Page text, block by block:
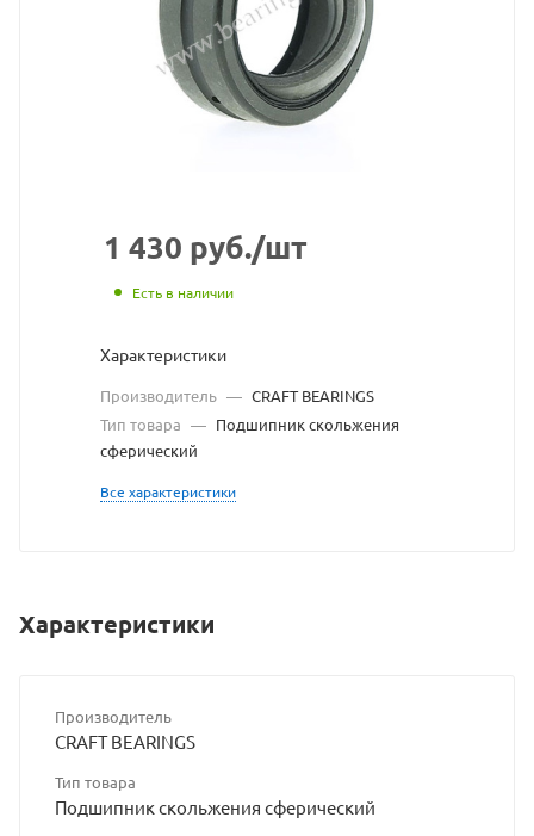
с
сайта
https://
без
1 430 руб./шт
Есть в наличии
Характеристики
Производитель — CRAFT BEARINGS
Тип товара — Подшипник скольжения
сферический
Все характеристики
Характеристики
Производитель
CRAFT BEARINGS
Тип товара
Подшипник скольжения сферический